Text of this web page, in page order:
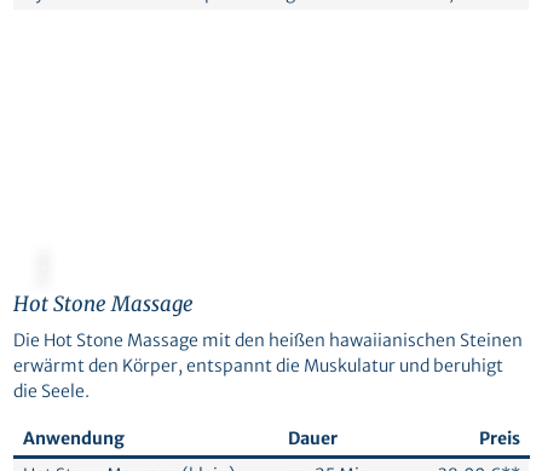
Hot Stone Massage
Die Hot Stone Massage mit den heißen hawaiianischen Steinen
erwärmt den Körper, entspannt die Muskulatur und beruhigt
die Seele.
Anwendung Dauer
Preis